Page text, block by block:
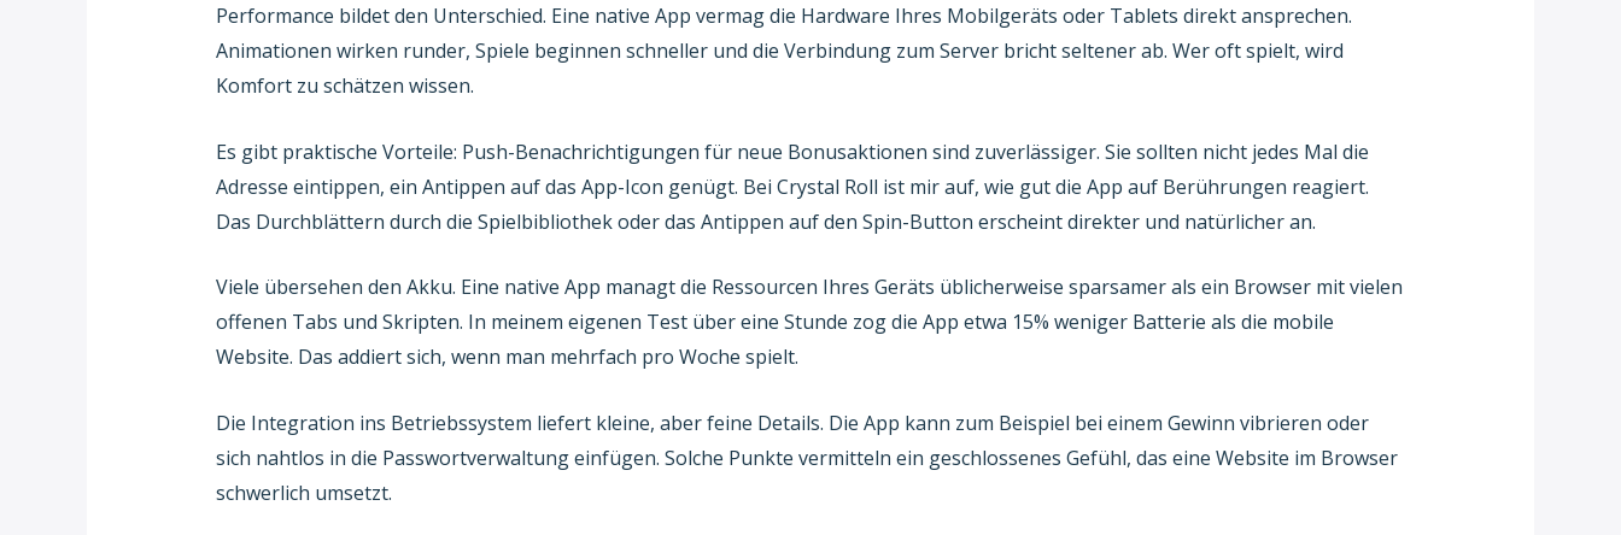
Performance bildet den Unterschied. Eine native App vermag die Hardware Ihres Mobilgeräts oder Tablets direkt ansprechen.
Animationen wirken runder, Spiele beginnen schneller und die Verbindung zum Server bricht seltener ab. Wer oft spielt, wird
Komfort zu schätzen wissen.
Es gibt praktische Vorteile: Push-Benachrichtigungen für neue Bonusaktionen sind zuverlässiger. Sie sollten nicht jedes Mal die
Adresse eintippen, ein Antippen auf das App-Icon genügt. Bei Crystal Roll ist mir auf, wie gut die App auf Berührungen reagiert.
Das Durchblättern durch die Spielbibliothek oder das Antippen auf den Spin-Button erscheint direkter und natürlicher an.
Viele übersehen den Akku. Eine native App managt die Ressourcen Ihres Geräts üblicherweise sparsamer als ein Browser mit vielen
offenen Tabs und Skripten. In meinem eigenen Test über eine Stunde zog die App etwa 15% weniger Batterie als die mobile
Website. Das addiert sich, wenn man mehrfach pro Woche spielt.
Die Integration ins Betriebssystem liefert kleine, aber feine Details. Die App kann zum Beispiel bei einem Gewinn vibrieren oder
sich nahtlos in die Passwortverwaltung einfügen. Solche Punkte vermitteln ein geschlossenes Gefühl, das eine Website im Browser
schwerlich umsetzt.